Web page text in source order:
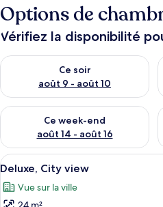
Options de
Vérifiez la disponibilité
Ce soir
août 9 - août 10
Vérifier la disponibilité pour ce
Ce week-end
août 14 - août 16
Vérifier la disponibilité pour ce
Afficher
toutes
les
6
Deluxe, City view
Vue sur la ville